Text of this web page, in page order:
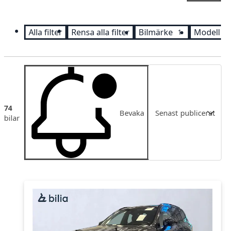
Alla filter Rensa alla filter Bilmärke 1 Modell
74
bilar
Bevaka Senast publicerat
Pris
Pris fallande